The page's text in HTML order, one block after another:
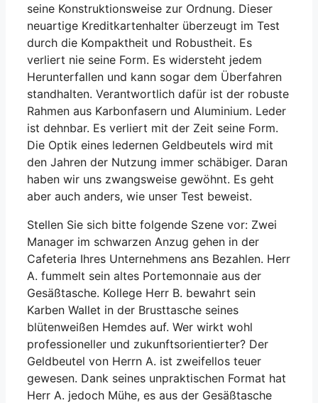
seine Konstruktionsweise zur Ordnung. Dieser
neuartige Kreditkartenhalter überzeugt im Test
durch die Kompaktheit und Robustheit. Es
verliert nie seine Form. Es widersteht jedem
Herunterfallen und kann sogar dem Überfahren
standhalten. Verantwortlich dafür ist der robuste
Rahmen aus Karbonfasern und Aluminium. Leder
ist dehnbar. Es verliert mit der Zeit seine Form.
Die Optik eines ledernen Geldbeutels wird mit
den Jahren der Nutzung immer schäbiger. Daran
haben wir uns zwangsweise gewöhnt. Es geht
aber auch anders, wie unser Test beweist.
Stellen Sie sich bitte folgende Szene vor: Zwei
Manager im schwarzen Anzug gehen in der
Cafeteria Ihres Unternehmens ans Bezahlen. Herr
A. fummelt sein altes Portemonnaie aus der
Gesäßtasche. Kollege Herr B. bewahrt sein
Karben Wallet in der Brusttasche seines
blütenweißen Hemdes auf. Wer wirkt wohl
professioneller und zukunftsorientierter? Der
Geldbeutel von Herrn A. ist zweifellos teuer
gewesen. Dank seines unpraktischen Format hat
Herr A. jedoch Mühe, es aus der Gesäßtasche